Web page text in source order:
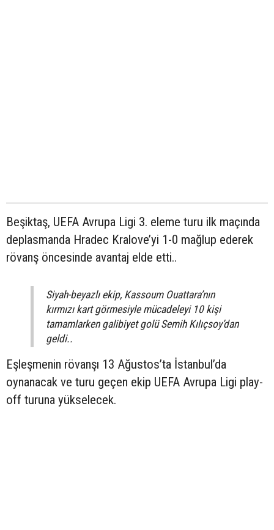
Beşiktaş, UEFA Avrupa Ligi 3. eleme turu ilk maçında
deplasmanda Hradec Kralove’yi 1-0 mağlup ederek
rövanş öncesinde avantaj elde etti..
Siyah-beyazlı ekip, Kassoum Ouattara’nın
kırmızı kart görmesiyle mücadeleyi 10 kişi
tamamlarken galibiyet golü Semih Kılıçsoy’dan
geldi..
Eşleşmenin rövanşı 13 Ağustos’ta İstanbul’da
oynanacak ve turu geçen ekip UEFA Avrupa Ligi play-
off turuna yükselecek.